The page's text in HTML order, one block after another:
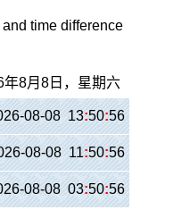
time difference
年8月8日，星期六
08-08 13:50:56
08-08 11:50:56
08-08 03:50:56